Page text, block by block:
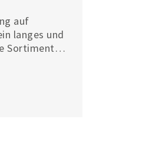
auf
langes und
Sortiment
Plan™